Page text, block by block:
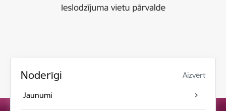
Noderīgi Aizvērt
Jaunumi